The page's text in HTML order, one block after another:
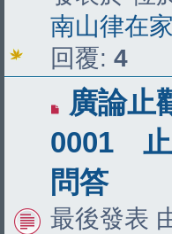
南山律在
回覆: 4
有
新
文
章
廣論止
0001 止
問答
最後發表